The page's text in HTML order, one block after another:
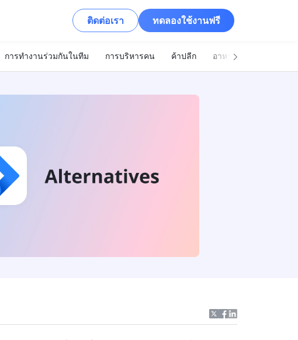
ติดต่อเรา ทดลองใช้งานฟรี
การทำงานร่วมกันในทีม การบริหารคน ค้าปลีก อาหารและเครื่องดื่ม